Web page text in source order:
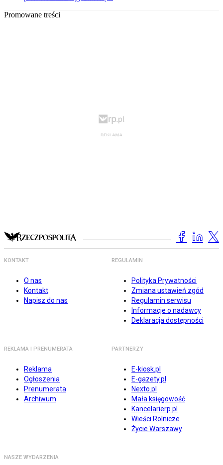
Promowane treści
KONTAKT
O nas
Kontakt
Napisz do nas
REGULAMIN
Polityka Prywatności
Zmiana ustawień zgód
Regulamin serwisu
Informacje o nadawcy
Deklaracja dostępności
REKLAMA I PRENUMERATA
Reklama
Ogłoszenia
Prenumerata
Archiwum
PARTNERZY
E-kiosk.pl
E-gazety.pl
Nexto.pl
Mała księgowość
Kancelarierp.pl
Wieści Rolnicze
Życie Warszawy
NASZE WYDARZENIA